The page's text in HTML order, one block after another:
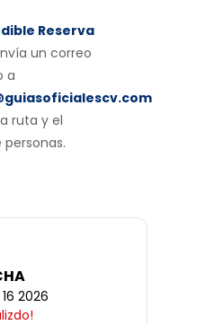
Reserva
un correo
a
ruta y el
2026